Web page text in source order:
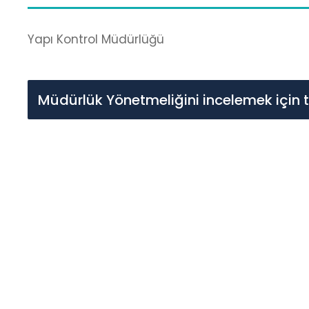
Yapı Kontrol Müdürlüğü
Müdürlük Yönetmeliğini incelemek için